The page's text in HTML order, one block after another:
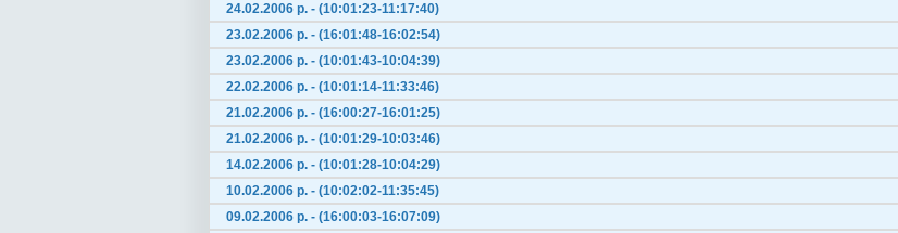
24.02.2006 р. - (10:01:23-11:17:40)
23.02.2006 р. - (16:01:48-16:02:54)
23.02.2006 р. - (10:01:43-10:04:39)
22.02.2006 р. - (10:01:14-11:33:46)
21.02.2006 р. - (16:00:27-16:01:25)
21.02.2006 р. - (10:01:29-10:03:46)
14.02.2006 р. - (10:01:28-10:04:29)
10.02.2006 р. - (10:02:02-11:35:45)
09.02.2006 р. - (16:00:03-16:07:09)